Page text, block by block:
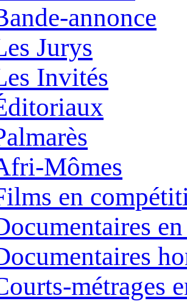
annonce
Jurys
Invités
Mômes
en
métrages